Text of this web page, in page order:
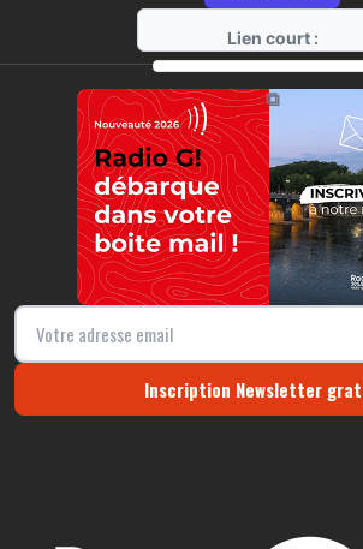
Lien court :
⧉
Inscription Newsletter